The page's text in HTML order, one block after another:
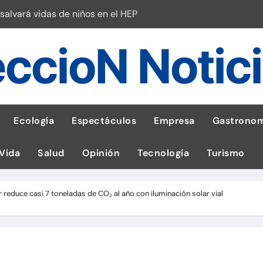
vidas de niños en el HEP
en Latam
con leña
de hígado
de celular según OSIPTEL
peruanos del IPD
Ecología Espectáculos Empresa
Salud Opinión Tecnología Turismo
casi 7 toneladas de CO₂ al año con iluminación solar vial